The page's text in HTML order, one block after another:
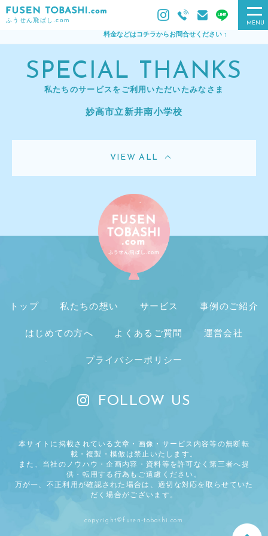
ふうせん飛ばし.com
料金などはコチラからお問合せください ↑
MENU
SPECIAL THANKS
私たちのサービスをご利用いただいたみなさま
妙高市立新井南小学校
VIEW ALL
トップ 私たちの想い サービス 事例のご紹介
はじめての方へ よくあるご質問 運営会社
プライバシーポリシー
FOLLOW US
本サイトに掲載されている文章・画像・サービス内容等の無断転
載・複製・模倣は禁止いたします。
また、当社のノウハウ・企画内容・資料等を許可なく第三者へ提
供・転用する行為もご遠慮ください。
万が一、不正利用が確認された場合は、適切な対応を取らせていた
だく場合がございます。
copyright©fusen-tobashi.com